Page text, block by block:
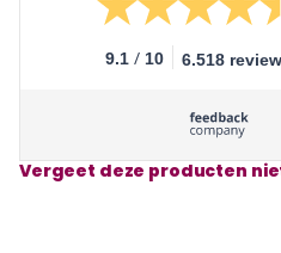
9.1 / 10 6.518
Vergeet deze producten